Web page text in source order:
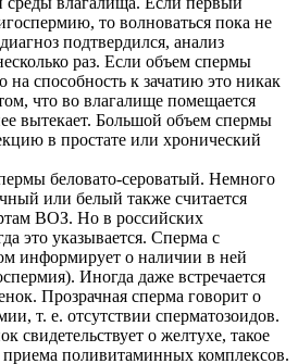
то волноваться пока не
подтвердился, анализ
раз. Если объем спермы
на способность к зачатию это никак
что во влагалище помещается
вытекает. Большой объем спермы
в простате или хронический
беловато-сероватый. Немного
или белый также считается
ВОЗ. Но в российских
это указывается. Сперма с
информирует о наличии в ней
Иногда даже встречается
Прозрачная сперма говорит о
т. е. отсутствии сперматозоидов.
свидетельствует о желтухе, такое
приема поливитаминных комплексов.